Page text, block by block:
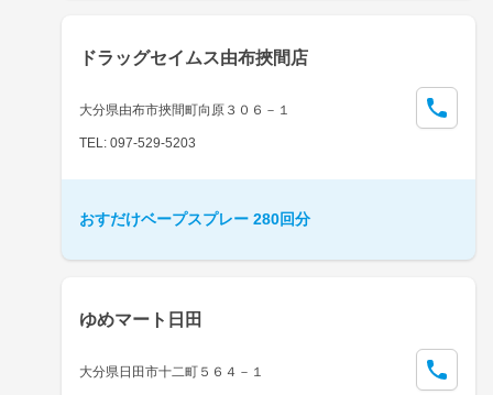
ドラッグセイムス由布挾間店
大分県由布市挾間町向原３０６－１
TEL: 097-529-5203
おすだけベープスプレー 280回分
ゆめマート日田
大分県日田市十二町５６４－１